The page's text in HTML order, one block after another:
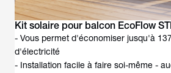
Kit solaire pour balcon EcoFlow
- Vous permet d'économiser jusqu'à
d'électricité
- Installation facile à faire soi-même -